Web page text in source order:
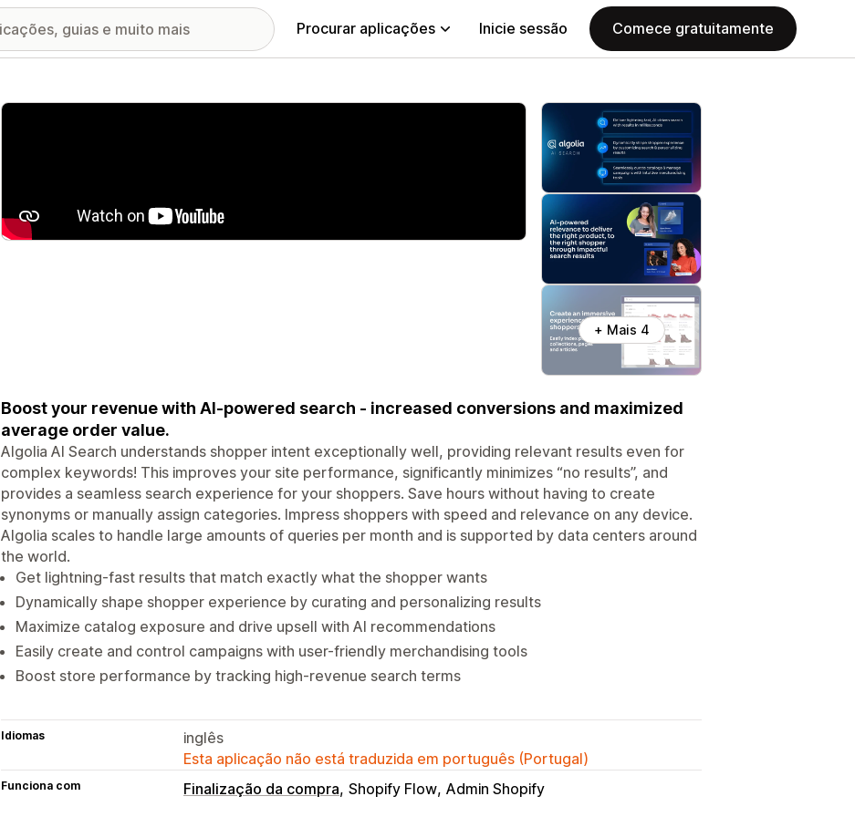
Procurar aplicações Inicie sessão Comece gratuitamente
Galeria de imagens em destaque
+ Mais 4
Boost your revenue with AI-powered search - increased conversions and maximized
average order value.
Algolia AI Search understands shopper intent exceptionally well, providing relevant results even for
complex keywords! This improves your site performance, significantly minimizes “no results”, and
provides a seamless search experience for your shoppers. Save hours without having to create
synonyms or manually assign categories. Impress shoppers with speed and relevance on any device.
Algolia scales to handle large amounts of queries per month and is supported by data centers around
the world.
Get lightning-fast results that match exactly what the shopper wants
Dynamically shape shopper experience by curating and personalizing results
Maximize catalog exposure and drive upsell with AI recommendations
Easily create and control campaigns with user-friendly merchandising tools
Boost store performance by tracking high-revenue search terms
Idiomas
inglês
Esta aplicação não está traduzida em português (Portugal)
Funciona com Finalização da compra Shopify Flow Admin Shopify